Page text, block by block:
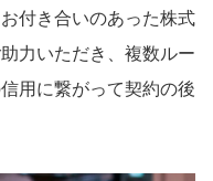
付き合いのあった株式
力いただき、複数ルー
用に繋がって契約の後